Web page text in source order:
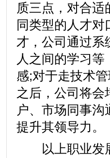
质三点，对合
同类型的人才
才，公司通过系
人之间的学习
感;对于走技术
之后，公司将会
户、市场同事
提升其领导力。
以上职业发展